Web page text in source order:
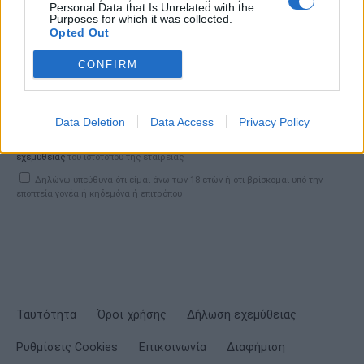
Personal Data that Is Unrelated with the
Purposes for which it was collected.
Opted Out
CONFIRM
Data Deletion Data Access Privacy Policy
Σημαντικά νέα για την υγεία στο mail σας καθημερινά
εχεμύθειαςτου ιστοτόπου της εταιρείας
Δηλώνω υπεύθυνα ότι είμαι άνω των 18 ετών ή ότι βρίσκομαι υπό την
εποπτεία γονέα ή κηδεμόνα ή επιτρόπου
Ταυτότητα Όροι χρήσης Δήλωση εχεμύθειας
Ρυθμίσεις Cookies Επικοινωνία Διαφήμιση